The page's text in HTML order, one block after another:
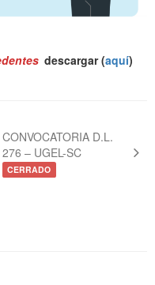
descargar (aquí)
CONVOCATORIA D.L.
276 – UGEL-SC
CERRADO